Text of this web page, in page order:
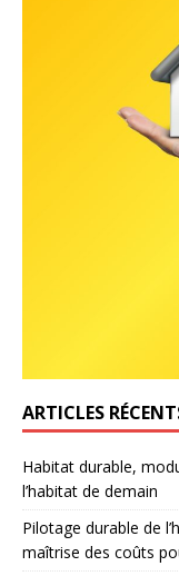
ARTICLES
Habitat durable,
l’habitat de demain
Pilotage durable de
maîtrise des coûts